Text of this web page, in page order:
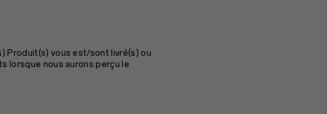
Produit(s) vous est/sont livré(s) ou
lorsque nous aurons perçu le